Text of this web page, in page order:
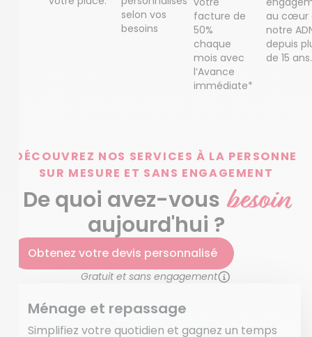
selon vos
besoins
facture de
50%
chaque
mois avec
l’Avance
immédiate*
au cœur
notre
depuis
de 15 ans.
DÉCOUVREZ NOS SERVICES À LA PERSONNE
SUR MESURE ET SANS ENGAGEMENT
De quoi avez-vous besoin
aujourd'hui ?
Obtenez votre devis personnalisé
Gratuit et sans engagement
Ménage et repassage
Simplifiez votre quotidien et gagnez un temps